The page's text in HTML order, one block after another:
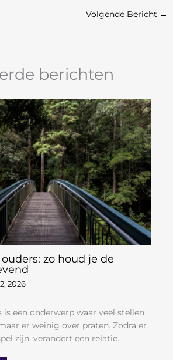
Volgende Bericht →
berichten
zo houd je de
2026
een onderwerp waar veel stellen
er weinig over praten. Zodra er
zijn, verandert een relatie…